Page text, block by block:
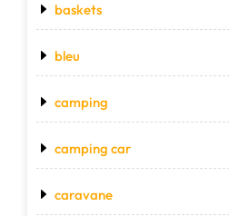
baskets
bleu
camping
camping car
caravane